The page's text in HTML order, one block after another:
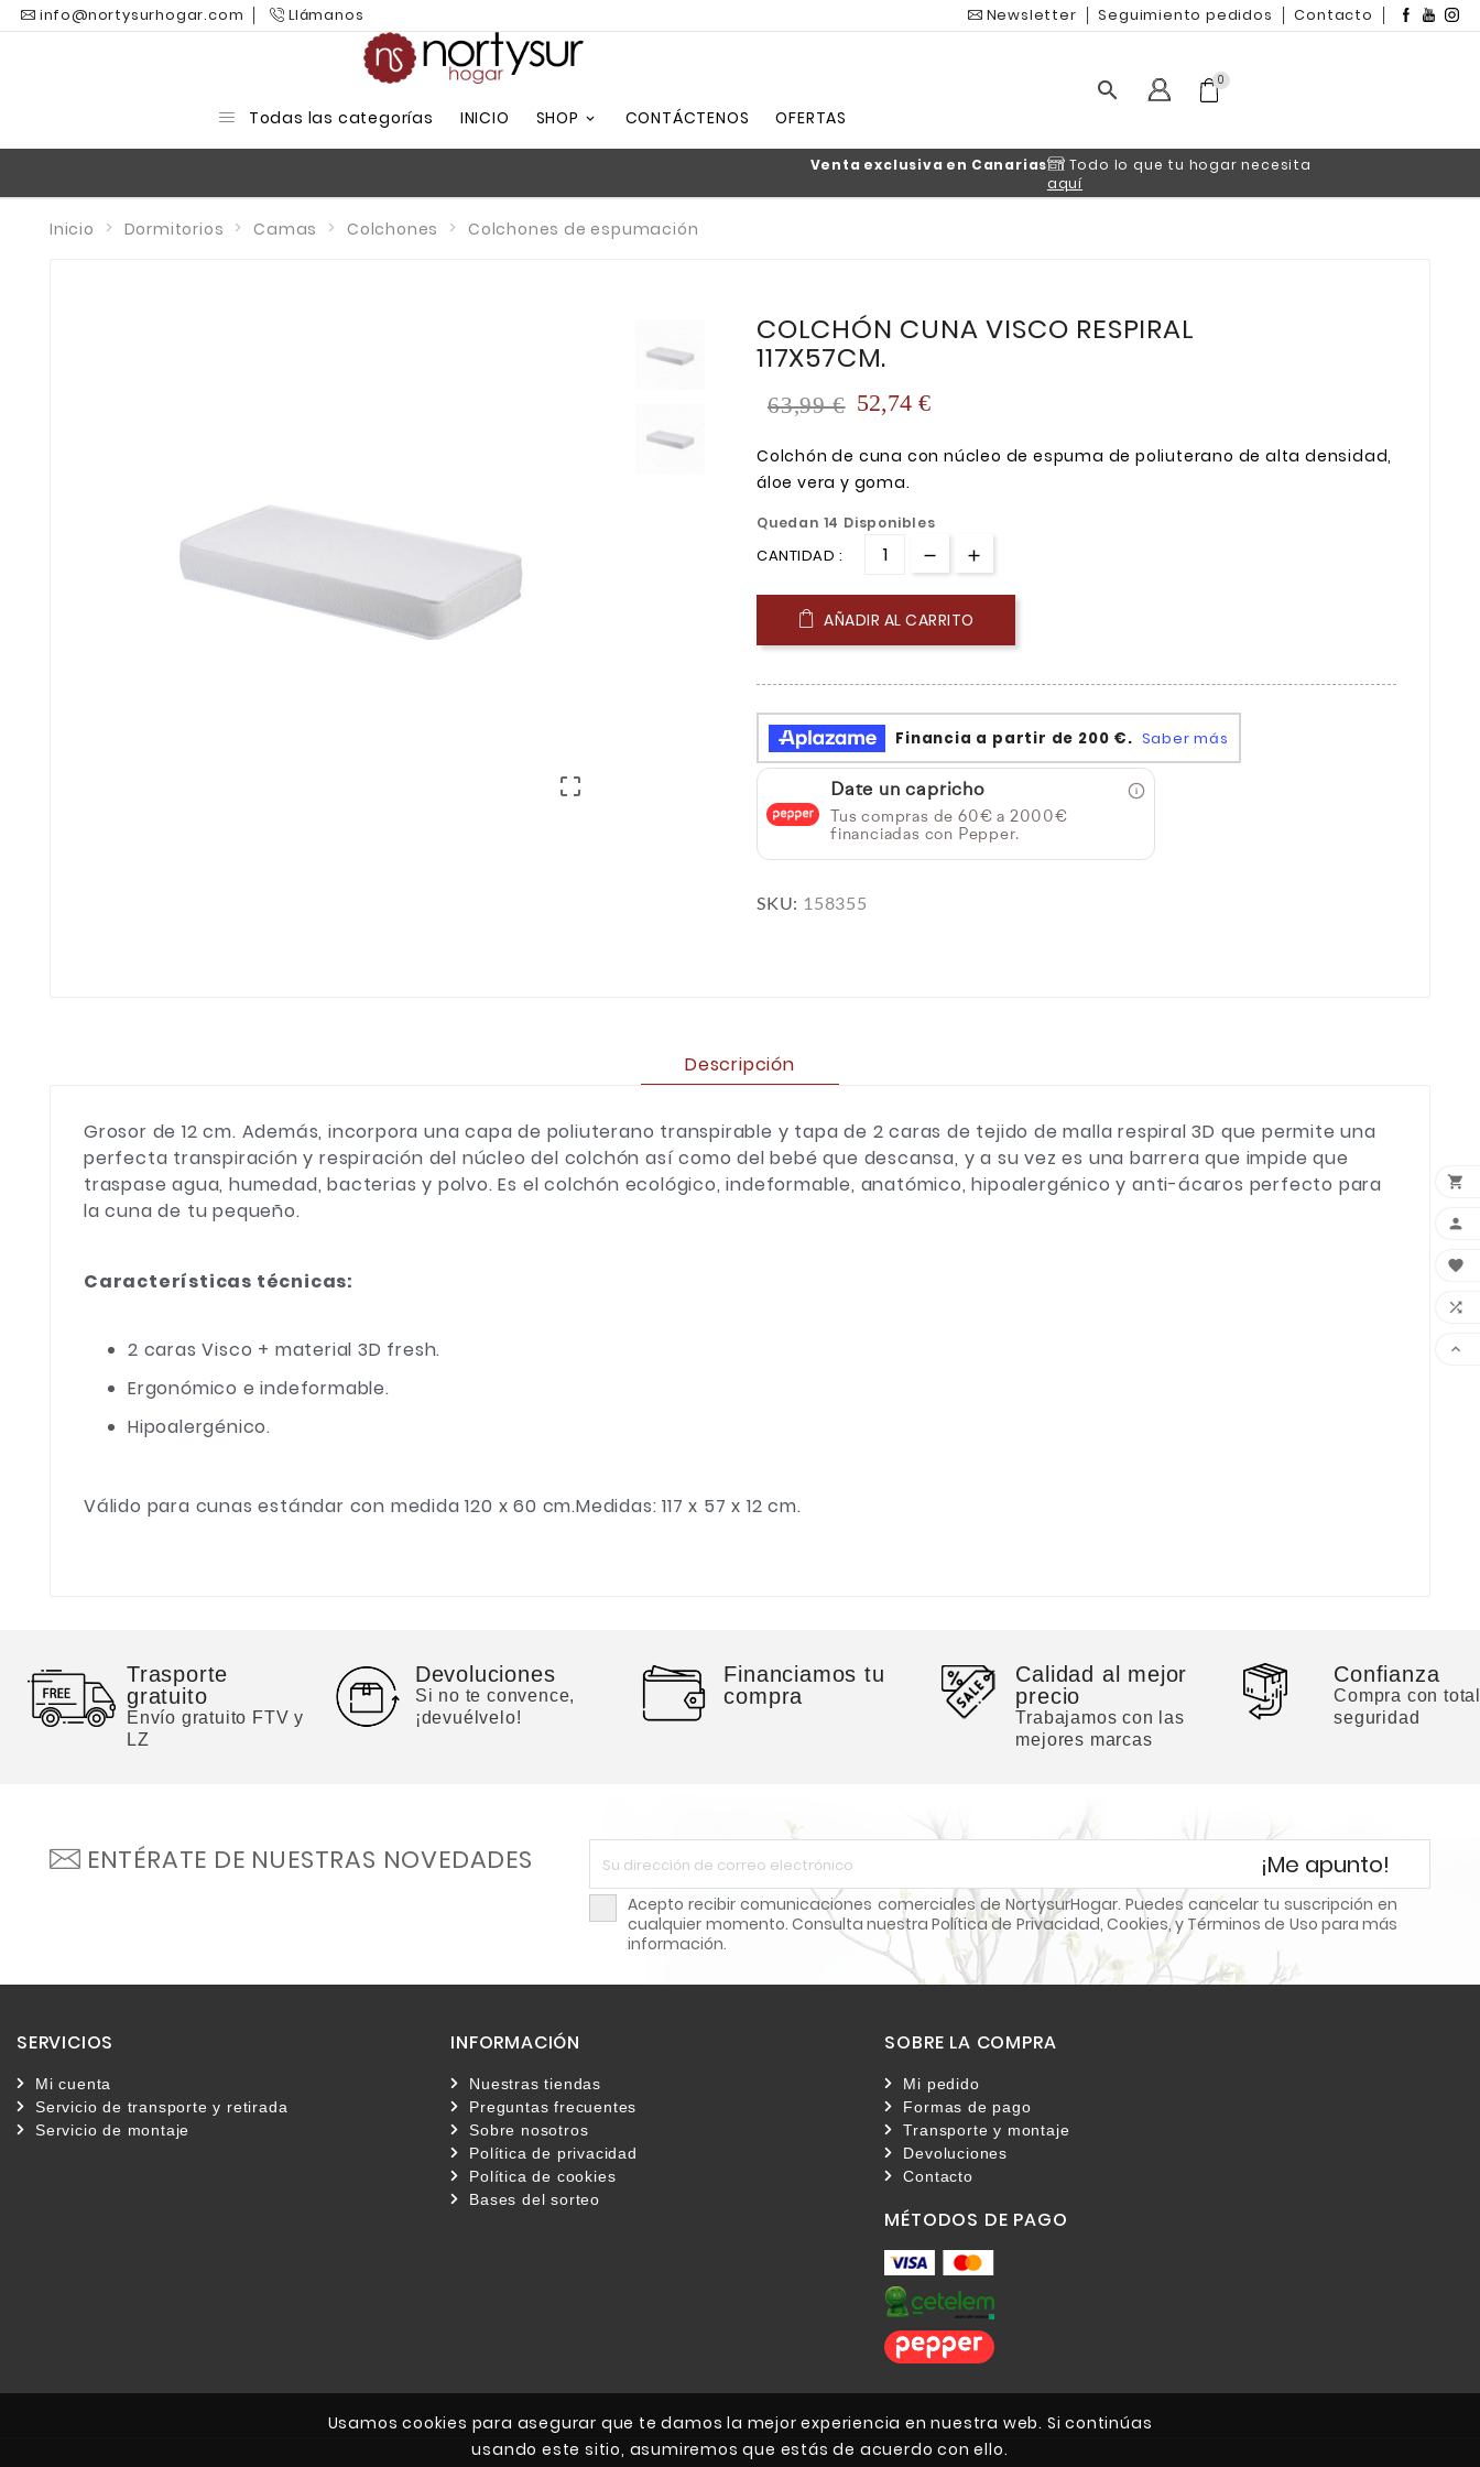
Usamos cookies para asegurar que te damos la mejor experiencia en nuestra web. Si continúas
usando este sitio, asumiremos que estás de acuerdo con ello.
info@nortysurhogar.com Llámanos Newsletter Seguimiento pedidos Contacto
Todas las categorías INICIO SHOP CONTÁCTENOS OFERTAS
 0
Venta exclusiva en Canarias
Todo lo que tu hogar necesita
Inicio Dormitorios Camas Colchones Colchones de espumación

COLCHÓN CUNA VISCO RESPIRAL
117X57CM.
63,99 € 52,74 €
Colchón de cuna con núcleo de espuma de poliuterano de alta densidad,
áloe vera y goma.
Quedan 14 Disponibles
CANTIDAD :
AÑADIR AL CARRITO
Date un capricho
Tus compras de 60€ a 2000€
financiadas con Pepper.
SKU: 158355
Descripción
Grosor de 12 cm. Además, incorpora una capa de poliuterano transpirable y tapa de 2 caras de tejido de malla respiral 3D que permite una
perfecta transpiración y respiración del núcleo del colchón así como del bebé que descansa, y a su vez es una barrera que impide que
traspase agua, humedad, bacterias y polvo. Es el colchón ecológico, indeformable, anatómico, hipoalergénico y anti-ácaros perfecto para
la cuna de tu pequeño.
Características técnicas:
2 caras Visco + material 3D fresh.
Ergonómico e indeformable.
Hipoalergénico.
Válido para cunas estándar con medida 120 x 60 cm.Medidas: 117 x 57 x 12 cm.
Trasporte
gratuito
Envío gratuito FTV y
LZ
Devoluciones
Si no te convence,
¡devuélvelo!
Financiamos tu
compra
Calidad al mejor
precio
Trabajamos con las
mejores marcas
Confianza
Compra con total
seguridad
ENTÉRATE DE NUESTRAS NOVEDADES ¡Me apunto!
Acepto recibir comunicaciones comerciales de NortysurHogar. Puedes cancelar tu suscripción en
cualquier momento. Consulta nuestra Política de Privacidad, Cookies, y Términos de Uso para más
información.
SERVICIOS
Mi cuenta
Servicio de transporte y retirada
Servicio de montaje
INFORMACIÓN
Nuestras tiendas
Preguntas frecuentes
Sobre nosotros
Política de privacidad
Política de cookies
Bases del sorteo
SOBRE LA COMPRA
Mi pedido
Formas de pago
Transporte y montaje
Devoluciones
Contacto
MÉTODOS DE PAGO




